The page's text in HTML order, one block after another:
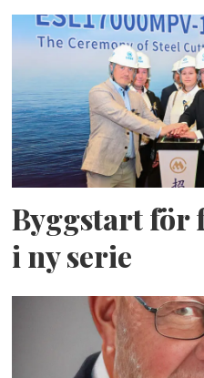
Byggstart för
i ny serie